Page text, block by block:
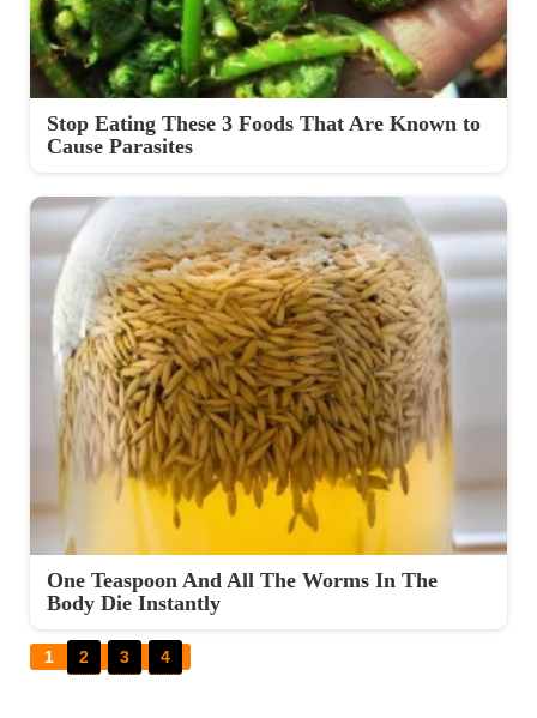
Stop Eating These 3 Foods That Are Known to
Cause Parasites
One Teaspoon And All The Worms In The
Body Die Instantly
1 2 3 4